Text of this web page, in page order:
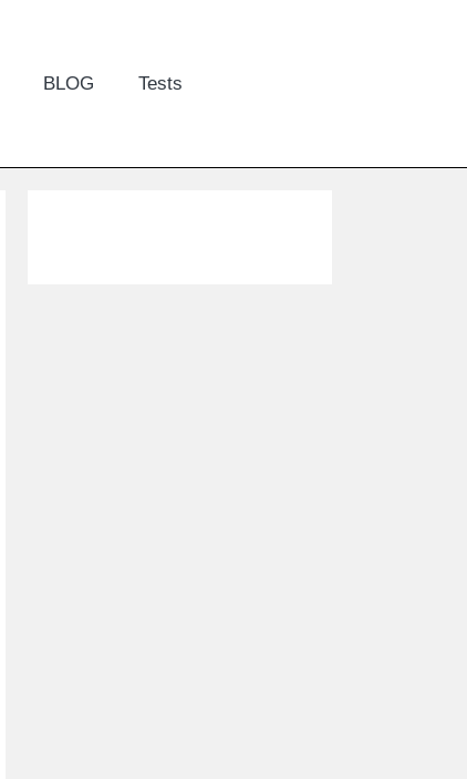
BLOG Tests